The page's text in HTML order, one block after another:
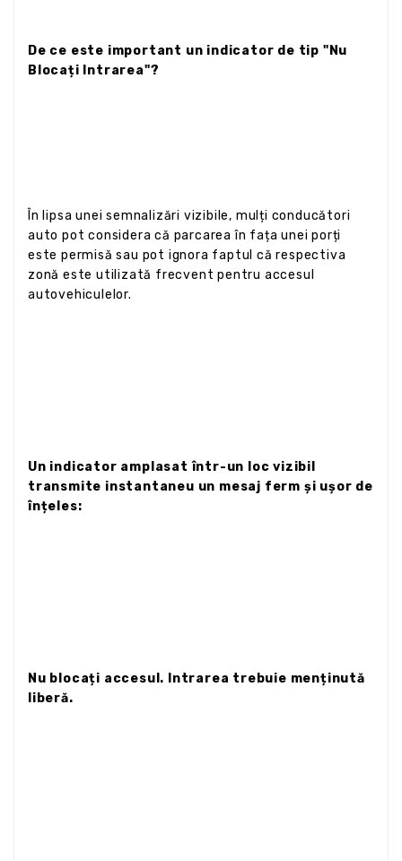
De ce este important un indicator de tip "Nu
Blocați Intrarea"?
În lipsa unei semnalizări vizibile, mulți conducători
auto pot considera că parcarea în fața unei porți
este permisă sau pot ignora faptul că respectiva
zonă este utilizată frecvent pentru accesul
autovehiculelor.
Un indicator amplasat într-un loc vizibil
transmite instantaneu un mesaj ferm și ușor de
înțeles:
Nu blocați accesul. Intrarea trebuie menținută
liberă.